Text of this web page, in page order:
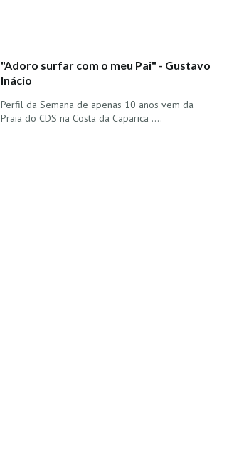
"Adoro surfar com o meu Pai" - Gustavo
Inácio
Perfil da Semana de apenas 10 anos vem da
Praia do CDS na Costa da Caparica ....